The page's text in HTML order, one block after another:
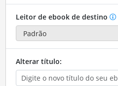
Leitor de ebook de destino
Alterar título: